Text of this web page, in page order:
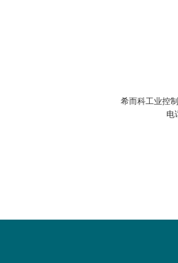
希而科工业控
电